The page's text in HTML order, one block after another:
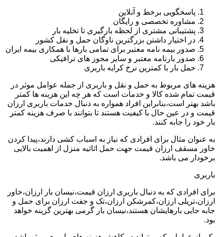
پاسخگویی برخط و آنلاین
مشاوره تخصصی و رایگان
پشتیبانی مشتری از لحظه بارگیری تا تخلیه بار
در اختیار داشتن بزرگترین ناوگان حمل و نقل کشور
صدور بیمه نامه معتبر برای تمامی بارها با همکاری بیمه ایران
صدور بارنامه معتبر و سایر مجوز های ترافیکی
حمل بار با کمترین نرخ کرایه باربری
هزینه های مربوط به حمل و نقل و باربری از جمله عوامل موثر در
قیمت تمام شده کالا و خدمات است که هر چه این هزینه ها کمتر
باشد بهتر است،بنابراین افراد همواره به دنبال خدمات باربری ارزان
قیمت و در عین حال با کیفیت هستند تا بتوانند با صرف هزینه کمتر
بار خود را جابه کنند.
به عنوان مثال برای افرادی که نیاز به اسباب کشی دارند،پیدا کردن
خاور مسقف ارزان قیمت جهت حمل اثاثیه منزل از اهمیت بالایی
برخودار می باشد.
باربری
برای افرادی که به دنبال باربری ارزان قیمت،نیسان بار ارزان،خاور
ارزان،تریلی ارزان،کمرشکن ارزان،تک و جفت ارزان برای حمل و
جابه جایی بارهایشان هستند،نیسان بار گرمی بهترین گزینه خواهد
بود.